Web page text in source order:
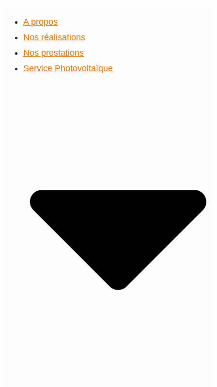
A propos
Nos réalisations
Nos prestations
Service Photovoltaïque